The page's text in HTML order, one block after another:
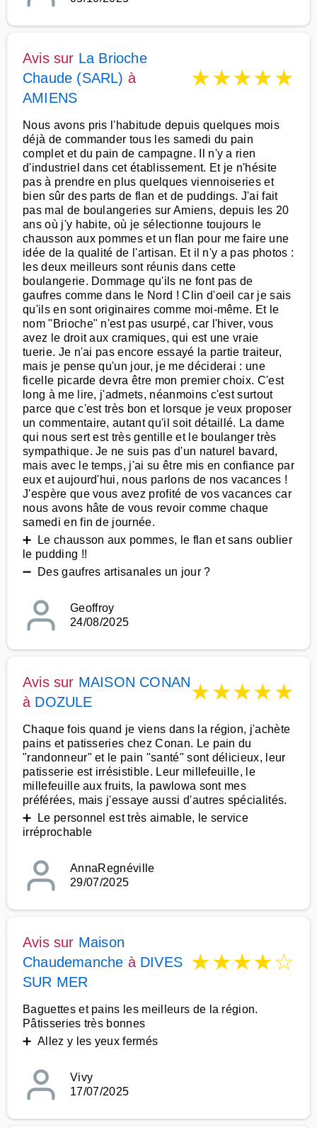
Avis sur La Brioche
Chaude (SARL) à
AMIENS
★★★★★
Nous avons pris l'habitude depuis quelques mois
déjà de commander tous les samedi du pain
complet et du pain de campagne. Il n'y a rien
d'industriel dans cet établissement. Et je n'hésite
pas à prendre en plus quelques viennoiseries et
bien sûr des parts de flan et de puddings. J'ai fait
pas mal de boulangeries sur Amiens, depuis les 20
ans où j'y habite, où je sélectionne toujours le
chausson aux pommes et un flan pour me faire une
idée de la qualité de l'artisan. Et il n'y a pas photos :
les deux meilleurs sont réunis dans cette
boulangerie. Dommage qu'ils ne font pas de
gaufres comme dans le Nord ! Clin d'oeil car je sais
qu'ils en sont originaires comme moi-même. Et le
nom "Brioche" n'est pas usurpé, car l'hiver, vous
avez le droit aux cramiques, qui est une vraie
tuerie. Je n'ai pas encore essayé la partie traiteur,
mais je pense qu'un jour, je me déciderai : une
ficelle picarde devra être mon premier choix. C'est
long à me lire, j'admets, néanmoins c'est surtout
parce que c'est très bon et lorsque je veux proposer
un commentaire, autant qu'il soit détaillé. La dame
qui nous sert est très gentille et le boulanger très
sympathique. Je ne suis pas d'un naturel bavard,
mais avec le temps, j'ai su être mis en confiance par
eux et aujourd'hui, nous parlons de nos vacances !
J'espère que vous avez profité de vos vacances car
nous avons hâte de vous revoir comme chaque
samedi en fin de journée.
➕ Le chausson aux pommes, le flan et sans oublier
le pudding !!
➖ Des gaufres artisanales un jour ?
Geoffroy
24/08/2025
Avis sur MAISON CONAN
à DOZULE ★★★★★
Chaque fois quand je viens dans la région, j'achète
pains et patisseries chez Conan. Le pain du
"randonneur" et le pain "santé" sont délicieux, leur
patisserie est irrésistible. Leur millefeuille, le
millefeuille aux fruits, la pawlowa sont mes
préférées, mais j'essaye aussi d'autres spécialités.
➕ Le personnel est très aimable, le service
irréprochable
AnnaRegnéville
29/07/2025
Avis sur Maison
Chaudemanche à DIVES
SUR MER
★★★★☆
Baguettes et pains les meilleurs de la région.
Pâtisseries très bonnes
➕ Allez y les yeux fermés
Vivy
17/07/2025